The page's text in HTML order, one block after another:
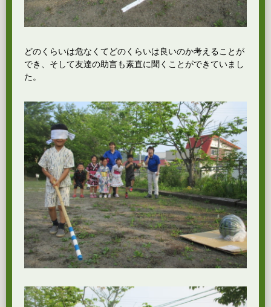
どのくらいは危なくてどのくらいは良いのか考えることが
でき、そして友達の助言も素直に聞くことができていまし
た。